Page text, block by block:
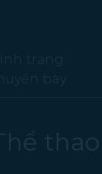
Tình trạng
bay
thao